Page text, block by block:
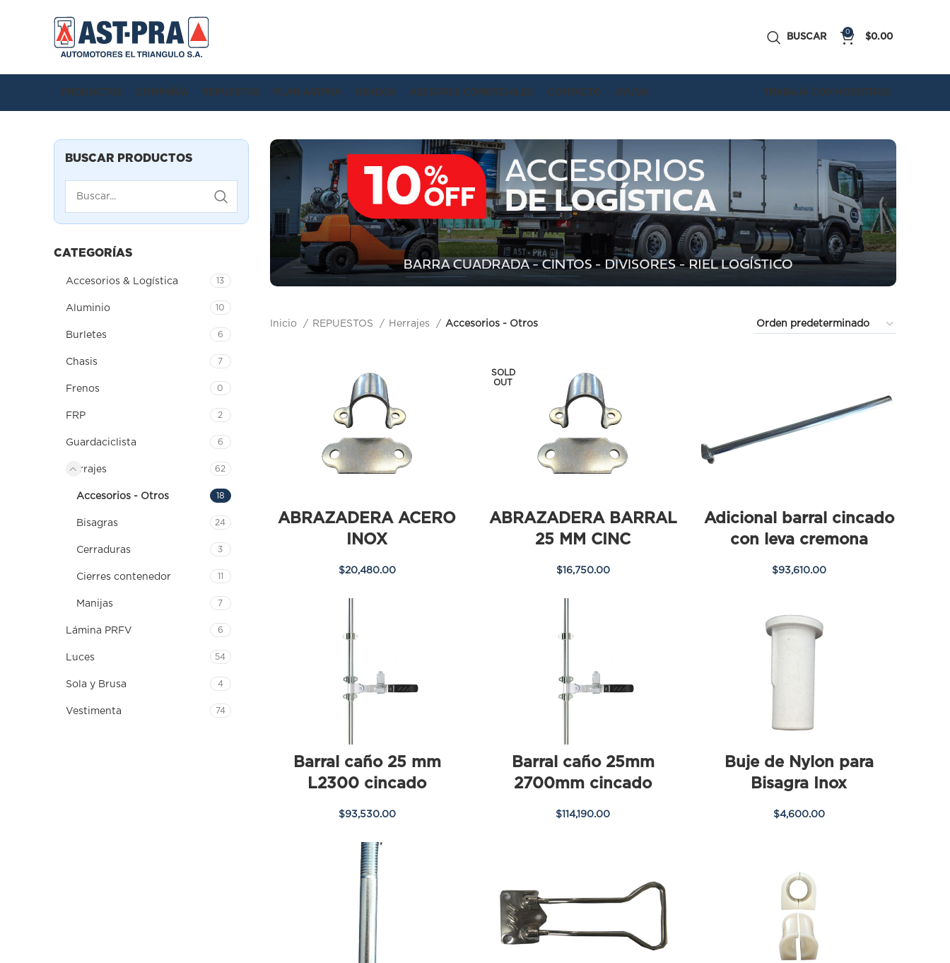
BUSCAR
0
$0.00
PRODUCTOS COMPAÑIA REPUESTOS PLAN ASTPRA USADOS ASESORES COMERCIALES CONTACTO AYUDA TRABAJÁ CON NOSOTROS
BUSCAR PRODUCTOS
CATEGORÍAS
Accesorios & Logística 13
Aluminio 10
Burletes 6
Chasis 7
Frenos 0
FRP 2
Guardaciclista 6
Herrajes 62
Accesorios - Otros 18
Bisagras 24
Cerraduras 3
Cierres contenedor 11
Manijas 7
Lámina PRFV 6
Luces 54
Sola y Brusa 4
Vestimenta 74
Inicio REPUESTOS Herrajes Accesorios - Otros
ABRAZADERA ACERO
INOX
$20,480.00
SOLD
OUT
ABRAZADERA BARRAL
25 MM CINC
$16,750.00
Adicional barral cincado
con leva cremona
$93,610.00
Barral caño 25 mm
L2300 cincado
$93,530.00
Barral caño 25mm
2700mm cincado
$114,190.00
Buje de Nylon para
Bisagra Inox
$4,600.00